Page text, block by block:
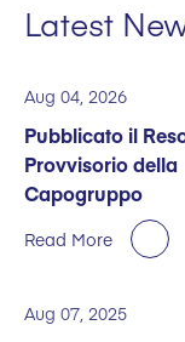
Latest
Aug 04, 2026
Pubblicato il
Provvisorio della
Capogruppo
Read More
Aug 07, 2025